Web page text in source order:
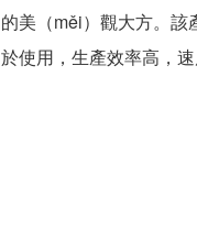
的美（měi）觀大方。
於使用，生產效率高，